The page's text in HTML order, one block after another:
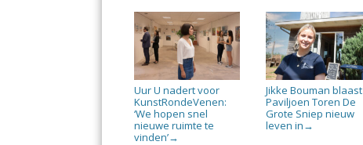
Uur U nadert voor
KunstRondeVenen:
‘We hopen snel
nieuwe ruimte te
vinden’→
Jikke Bouman blaast
Paviljoen Toren De
Grote Sniep nieuw
leven in →